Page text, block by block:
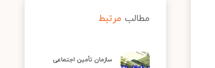
مطالب مرتبط
سازمان تأمین اجتماعی